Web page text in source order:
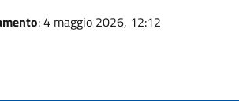
: 4 maggio 2026, 12:12